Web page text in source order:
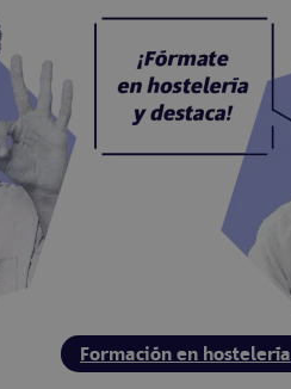
Formación en hostelería